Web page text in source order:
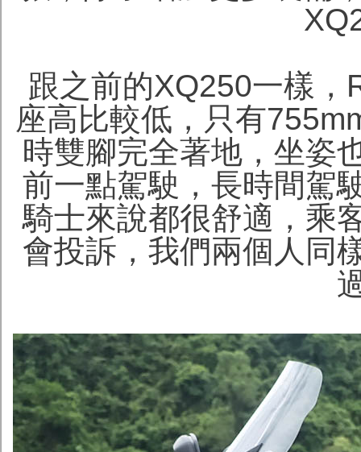
跟之前的XQ250一樣，
座高比較低，只有
時雙腳完全著地，坐姿
前一點駕駛，長時間駕
騎士來說都很舒適，乘
會投訴，我們兩個人同